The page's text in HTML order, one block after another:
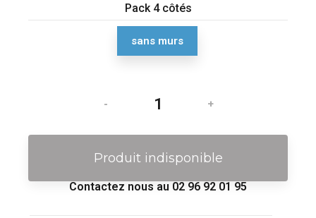
Pack 4 côtés
sans murs
- +
Produit indisponible
Contactez nous au 02 96 92 01 95